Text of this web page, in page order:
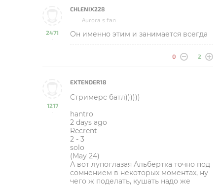
2471
-
CHLENIX228
Aurora s fan
Он именно этим и занимается всегда
0 2
1217
-
EXTENDER18
Стримерс батл))))))
hantro
2 days ago
Recrent
2 - 3
solo
(May 24)
А вот лупоглазая Альбертка точно под
сомнением в некоторых моментах, ну
чего ж поделать, кушать надо же